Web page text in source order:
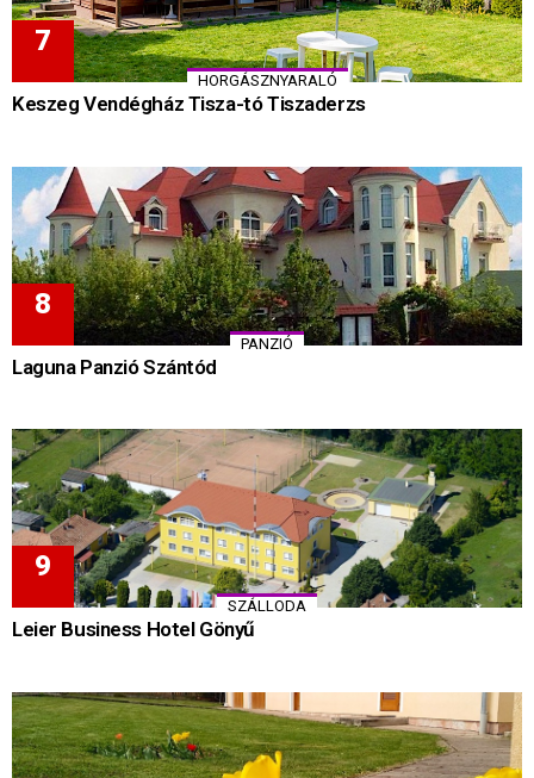
HORGÁSZNYARALÓ
Keszeg Vendégház Tisza-tó Tiszaderzs
PANZIÓ
Laguna Panzió Szántód
SZÁLLODA
Leier Business Hotel Gönyű